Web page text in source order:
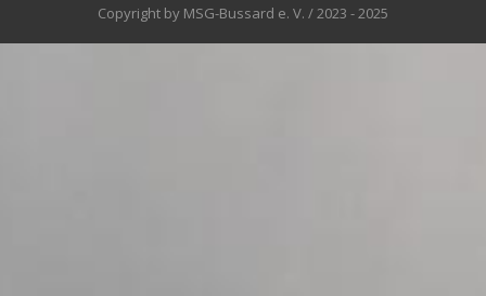
Copyright by MSG-Bussard e. V. / 2023 - 2025